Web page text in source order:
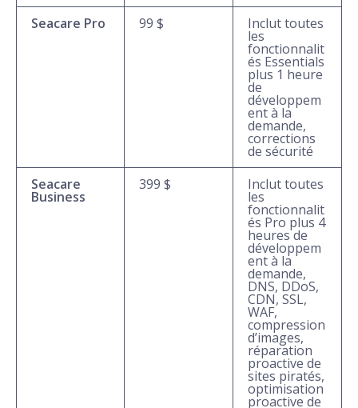
Seacare Pro
99 $ Inclut toutes
les
fonctionnalit
és Essentials
plus 1 heure
de
développem
ent à la
demande,
corrections
de sécurité
Seacare
Business
399 $ Inclut toutes
les
fonctionnalit
és Pro plus 4
heures de
développem
ent à la
demande,
DNS, DDoS,
CDN, SSL,
WAF,
compression
d’images,
réparation
proactive de
sites piratés,
optimisation
proactive de